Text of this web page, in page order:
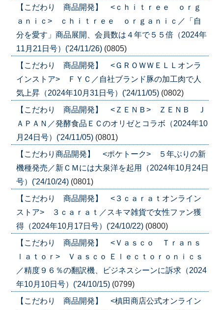
【こだわり 商品開発】 <ｃｈｉｔｒｅｅ ｏｒｇ
ａｎｉｃ> ｃｈｉｔｒｅｅ ｏｒｇａｎｉｃ／「自
分を愛す」商品展開、会員数は４年で５５倍（2024年
11月21日号）('24/11/26) (0805)
【こだわり 商品開発】 <ＧＲＯＷＷＥＬＬオンラ
インストア> ＦＹＣ／自社ブランド豚の加工肉で人
気上昇（2024年10月31日号）('24/11/05) (0802)
【こだわり 商品開発】 <ＺＥＮＢ> ＺＥＮＢ Ｊ
ＡＰＡＮ／発酵食品ＥＣのオリゼとコラボ（2024年10
月24日号）('24/11/05) (0801)
【こだわり商品開発】 <ポケトーク> ５年ぶりの新
機種発売／新ＣＭには大泉洋を起用（2024年10月24日
号）('24/10/24) (0801)
【こだわり 商品開発】 <３ｃａｒａｔオンライン
ストア> ３ｃａｒａｔ／スキマ雑貨で女性ファン獲
得（2024年10月17日号）('24/10/22) (0800)
【こだわり 商品開発】 <Ｖａｓｃｏ Ｔｒａｎｓ
ｌａｔｏｒ> Ｖａｓｃｏ Ｅｌｅｃｔｏｒｏｎｉｃｓ
／精度９６％の翻訳機、ビジネスシーンに訴求（2024
年10月10日号）('24/10/15) (0799)
【こだわり 商品開発】 <槙田商店公式オンライン